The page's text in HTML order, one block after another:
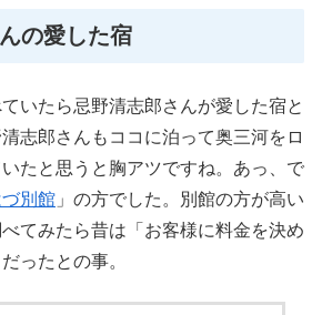
の愛した宿
いたら忌野清志郎さんが愛した宿と
志郎さんもココに泊って奥三河をロ
たと思うと胸アツですね。あっ、で
別館 」の方でした。別館の方が高い
てみたら昔は「お客様に料金を決め
ったとの事。